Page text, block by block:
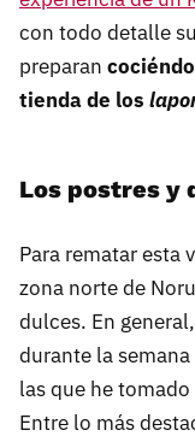
con todo detalle
preparan
tienda de los
Los postres y
Para rematar esta
zona norte de
dulces. En
durante la
las que he
Entre lo más